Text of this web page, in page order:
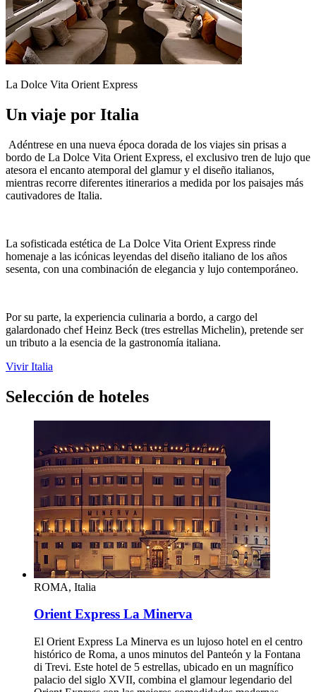
La Dolce Vita Orient Express
Un viaje por Italia
Adéntrese en una nueva época dorada de los viajes sin prisas a
bordo de La Dolce Vita Orient Express, el exclusivo tren de lujo que
atesora el encanto atemporal del glamur y el diseño italianos,
mientras recorre diferentes itinerarios a medida por los paisajes más
cautivadores de Italia.
La sofisticada estética de La Dolce Vita Orient Express rinde
homenaje a las icónicas leyendas del diseño italiano de los años
sesenta, con una combinación de elegancia y lujo contemporáneo.
Por su parte, la experiencia culinaria a bordo, a cargo del
galardonado chef Heinz Beck (tres estrellas Michelin), pretende ser
un tributo a la esencia de la gastronomía italiana.
Vivir Italia
Selección de hoteles
ROMA, Italia
Orient Express La Minerva
El Orient Express La Minerva es un lujoso hotel en el centro
histórico de Roma, a unos minutos del Panteón y la Fontana
di Trevi. Este hotel de 5 estrellas, ubicado en un magnífico
palacio del siglo XVII, combina el glamour legendario del